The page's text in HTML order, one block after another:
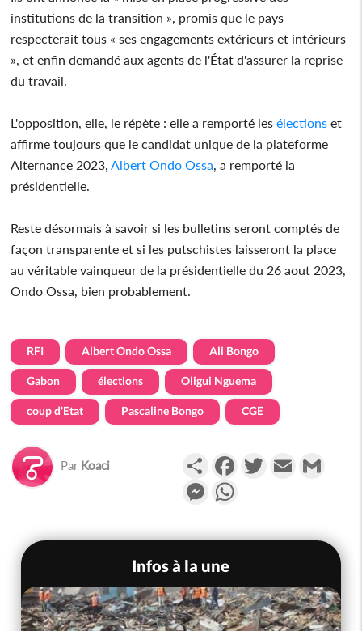
institutions de la transition », promis que le pays
respecterait tous « ses engagements extérieurs et intérieurs
», et enfin demandé aux agents de l'État d'assurer la reprise
du travail.
L'opposition, elle, le répète : elle a remporté lesélections et
affirme toujours que le candidat unique de la plateforme
Alternance 2023, Albert Ondo Ossa , a remporté la
présidentielle.
Reste désormais à savoir si les bulletins seront comptés de
façon transparente et si les putschistes laisseront la place
au véritable vainqueur de la présidentielle du 26 aout 2023,
Ondo Ossa, bien probablement.
RFI Albert Ondo Ossa Ali Bongo
Gabon élections Oligui Nguema
coup d'Etat Pascaline Bongo CGE
Par Koaci PartagerFacebookTwitterEmail
Messenger
Infos à la une